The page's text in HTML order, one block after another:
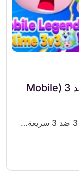
موبايل ليجندز سلايم: معارك 3 ضد 3 (Mobile